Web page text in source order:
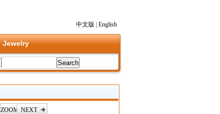
中文版
English
Jewelry
ZOOM NEXT